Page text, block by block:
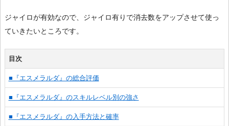
ジャイロが有効なので、ジャイロ有りで消去数をアップさせて使っ
ていきたいところです。
目次
■『エスメラルダ』の総合評価
■『エスメラルダ』のスキルレベル別の強さ
■『エスメラルダ』の入手方法と確率